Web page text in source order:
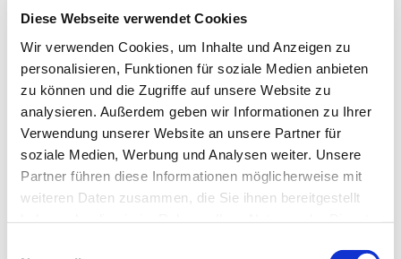
Diese Webseite verwendet Cookies
Wir verwenden Cookies, um Inhalte und Anzeigen zu
personalisieren, Funktionen für soziale Medien anbieten
zu können und die Zugriffe auf unsere Website zu
analysieren. Außerdem geben wir Informationen zu Ihrer
Verwendung unserer Website an unsere Partner für
soziale Medien, Werbung und Analysen weiter. Unsere
Partner führen diese Informationen möglicherweise mit
weiteren Daten zusammen, die Sie ihnen bereitgestellt
braucht auch gar nicht sein. Das Einzige: Maria und
nach B bringen. Die Liste derer, die Herberge
geben, liegt dem Gepäck von Maria und Josef bei,
damit miteinander Kontakt aufgenommen werden
kann.
Wer mitmachen möchte, meldet sich bitte
postwendend - spätestens aber bis Montagabend
(25.11.) - bei Paula von Loë
(paula.vonloe@bernhard-lichtenberg.berlin). Bitte